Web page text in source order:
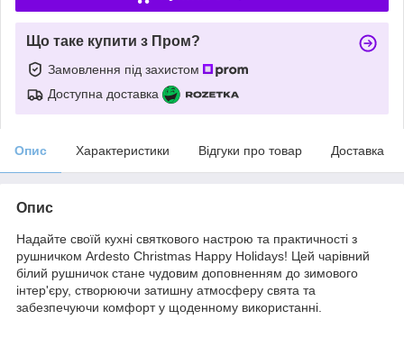
Що таке купити з Пром?
Замовлення під захистом
Доступна доставка
Опис Характеристики Відгуки про товар Доставка
Опис
Надайте своїй кухні святкового настрою та практичності з
рушничком Ardesto Christmas Happy Holidays! Цей чарівний
білий рушничок стане чудовим доповненням до зимового
інтер'єру, створюючи затишну атмосферу свята та
забезпечуючи комфорт у щоденному використанні.